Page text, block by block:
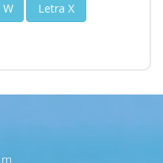
W
Letra X